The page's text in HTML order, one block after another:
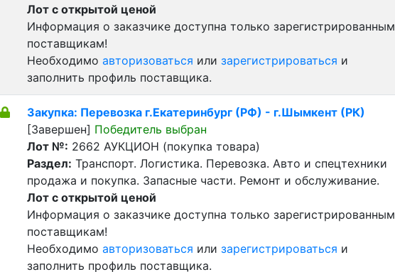
Лот с открытой ценой
Информация о заказчике доступна только зарегистрированным
поставщикам!
Необходимо авторизоваться или зарегистрироваться и
заполнить профиль поставщика.
Закупка: Перевозка г.Екатеринбург (РФ) - г.Шымкент (РК)
[Завершен] Победитель выбран
Лот №: 2662 АУКЦИОН (покупка товара)
Раздел: Транспорт. Логистика. Перевозка. Авто и спецтехники
продажа и покупка. Запасные части. Ремонт и обслуживание.
Лот с открытой ценой
Информация о заказчике доступна только зарегистрированным
поставщикам!
Необходимо авторизоваться или зарегистрироваться и
заполнить профиль поставщика.